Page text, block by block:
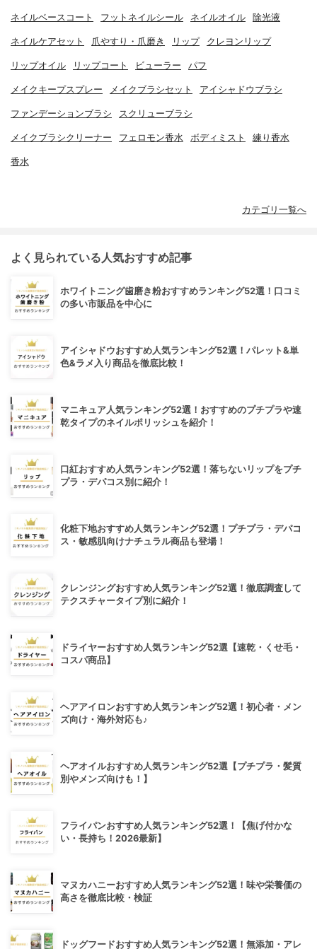
ネイルベースコート フットネイルシール ネイルオイル 除光液
ネイルケアセット 爪やすり・爪磨き リップ クレヨンリップ
リップオイル リップコート ビューラー パフ
メイクキープスプレー メイクブラシセット アイシャドウブラシ
ファンデーションブラシ スクリューブラシ
メイクブラシクリーナー フェロモン香水 ボディミスト 練り香水
香水
カテゴリ一覧へ
よく見られている人気おすすめ記事
ホワイトニング歯磨き粉おすすめランキング52選！口コミ
の多い市販品を中心に
アイシャドウおすすめ人気ランキング52選！パレット&単
色&ラメ入り商品を徹底比較！
マニキュア人気ランキング52選！おすすめのプチプラや速
乾タイプのネイルポリッシュを紹介！
口紅おすすめ人気ランキング52選！落ちないリップをプチ
プラ・デパコス別に紹介！
化粧下地おすすめ人気ランキング52選！プチプラ・デパコ
ス・敏感肌向けナチュラル商品も登場！
クレンジングおすすめ人気ランキング52選！徹底調査して
テクスチャータイプ別に紹介！
ドライヤーおすすめ人気ランキング52選【速乾・くせ毛・
コスパ商品】
ヘアアイロンおすすめ人気ランキング52選！初心者・メン
ズ向け・海外対応も♪
ヘアオイルおすすめ人気ランキング52選【プチプラ・髪質
別やメンズ向けも！】
フライパンおすすめ人気ランキング52選！【焦げ付かな
い・長持ち！2026最新】
マヌカハニーおすすめ人気ランキング52選！味や栄養価の
高さを徹底比較・検証
ドッグフードおすすめ人気ランキング52選！無添加・アレ